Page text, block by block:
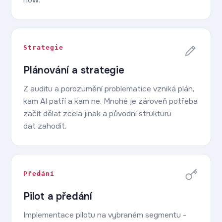
Strategie
Plánování a strategie
Z auditu a porozumění problematice vzniká plán,
kam AI patří a kam ne. Mnohé je zároveň potřeba
začít dělat zcela jinak a původní strukturu
dat zahodit.
Předání
Pilot a předání
Implementace pilotu na vybraném segmentu -